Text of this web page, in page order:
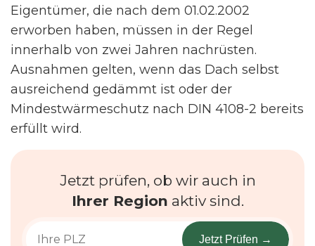
Eigentümer, die nach dem 01.02.2002
erworben haben, müssen in der Regel
innerhalb von zwei Jahren nachrüsten.
Ausnahmen gelten, wenn das Dach selbst
ausreichend gedämmt ist oder der
Mindestwärmeschutz nach DIN 4108-2 bereits
erfüllt wird.
Jetzt prüfen, ob wir auch in
Ihrer Region aktiv sind.
Jetzt Prüfen →